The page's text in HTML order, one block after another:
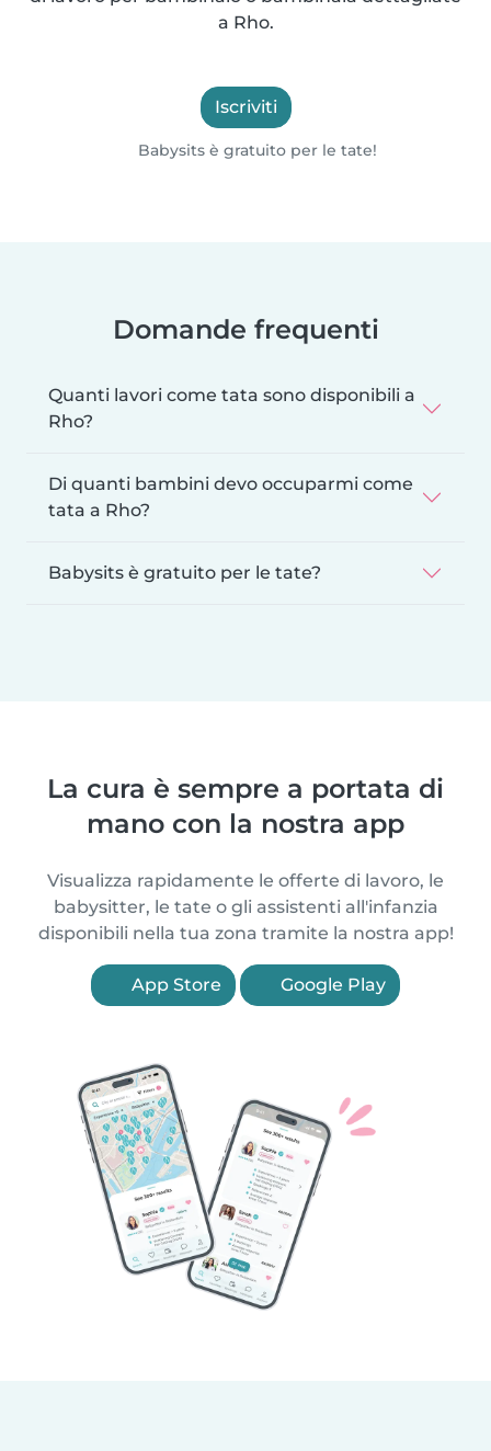
a Rho.
Iscriviti
Babysits è gratuito per le tate!
Domande frequenti
Quanti lavori come tata sono disponibili a
Rho?
Di quanti bambini devo occuparmi come
tata a Rho?
Babysits è gratuito per le tate?
La cura è sempre a portata di
mano con la nostra app
Visualizza rapidamente le offerte di lavoro, le
babysitter, le tate o gli assistenti all'infanzia
disponibili nella tua zona tramite la nostra app!
App Store Google Play